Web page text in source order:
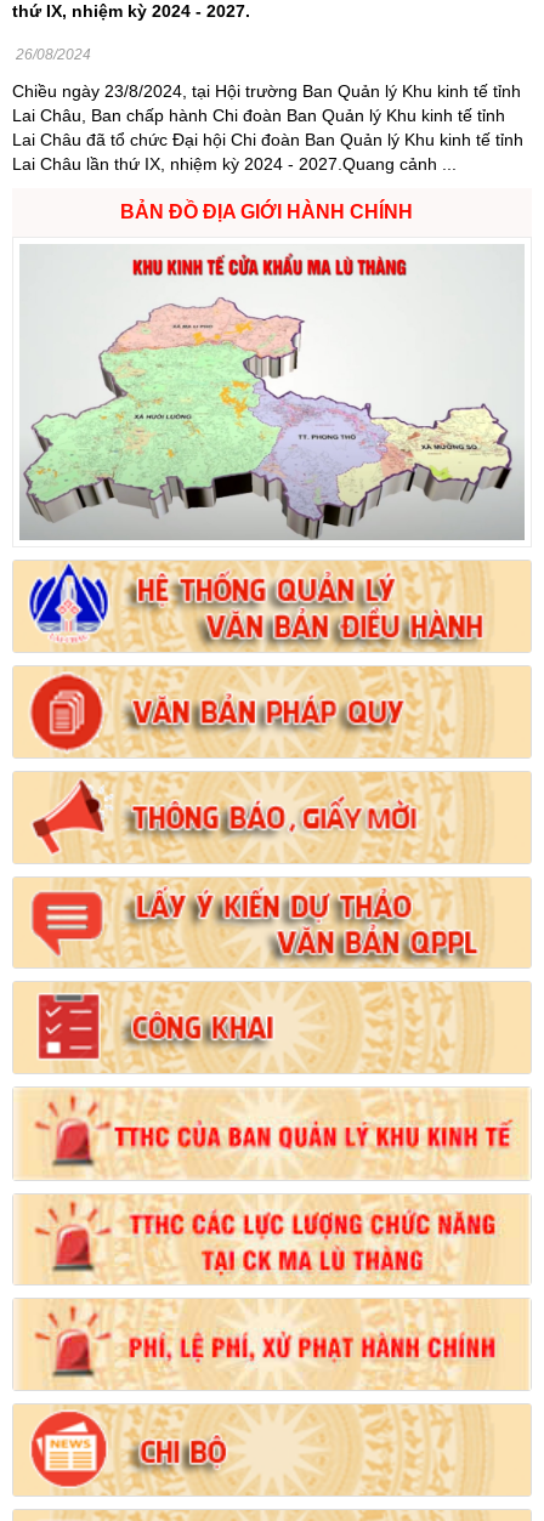
thứ IX, nhiệm kỳ 2024 - 2027.
26/08/2024
Chiều ngày 23/8/2024, tại Hội trường Ban Quản lý Khu kinh tế tỉnh
Lai Châu, Ban chấp hành Chi đoàn Ban Quản lý Khu kinh tế tỉnh
Lai Châu đã tổ chức Đại hội Chi đoàn Ban Quản lý Khu kinh tế tỉnh
Lai Châu lần thứ IX, nhiệm kỳ 2024 - 2027.Quang cảnh ...
BẢN ĐỒ ĐỊA GIỚI HÀNH CHÍNH
Số: 102/2024/NĐ-CP
Tên:(Nghị định Quy định chi tiết thi hành một số điều của Luật
Đất đai)
Ngày ban hành: (21/08/2024)
Số:103/2024/NĐ-CP
Tên:(Nghị định Quy định về tiền sử dụng đất, tiền thuê đất)